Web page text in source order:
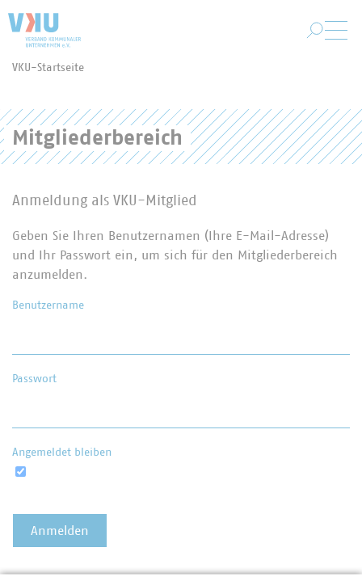
VKU-Startseite
Mitgliederbereich
Anmeldung als VKU-Mitglied
Geben Sie Ihren Benutzernamen (Ihre E-Mail-Adresse)
und Ihr Passwort ein, um sich für den Mitgliederbereich
anzumelden.
Benutzername
Passwort
Angemeldet bleiben